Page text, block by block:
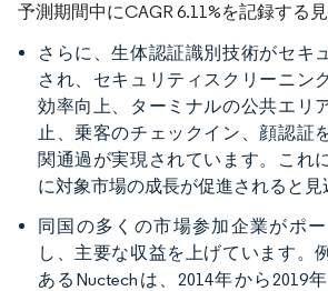
予測期間中にCAGR 6.11%を記録する見
さらに、生体認証識別技術がセキ
され、セキュリティスクリーニン
効率向上、ターミナルの公共エリ
止、乗客のチェックイン、顔認証
関通過が実現されています。これ
に対象市場の成長が促進されると見
同国の多くの市場参加企業がポ
し、主要な収益を上げています。
あるNuctechは、2014年から2019